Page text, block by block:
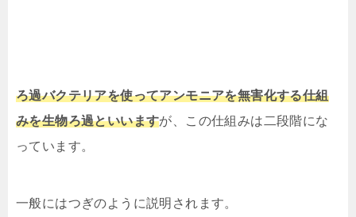
ろ過バクテリアを使ってアンモニアを無害化する仕組
みを生物ろ過といいますが、この仕組みは二段階にな
っています。
一般にはつぎのように説明されます。